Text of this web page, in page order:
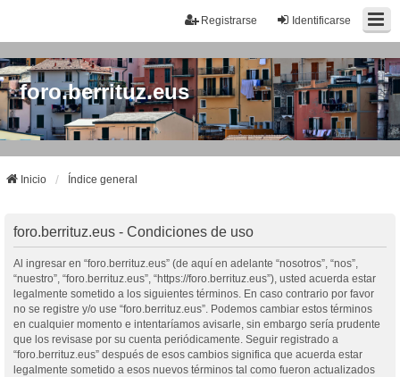
Identificarse
Registrarse
foro.berrituz.eus
Inicio Índice general
foro.berrituz.eus - Condiciones de uso
Al ingresar en “foro.berrituz.eus” (de aquí en adelante “nosotros”, “nos”,
“nuestro”, “foro.berrituz.eus”, “https://foro.berrituz.eus”), usted acuerda estar
legalmente sometido a los siguientes términos. En caso contrario por favor
no se registre y/o use “foro.berrituz.eus”. Podemos cambiar estos términos
en cualquier momento e intentaríamos avisarle, sin embargo sería prudente
que los revisase por su cuenta periódicamente. Seguir registrado a
“foro.berrituz.eus” después de esos cambios significa que acuerda estar
legalmente sometido a esos nuevos términos tal como fueron actualizados